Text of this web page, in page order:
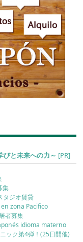
びと未来への力～ [PR]
集
タジオ賃貸
zona Pacifico
者募集
idioma materno
ック第4弾！(25日開催)